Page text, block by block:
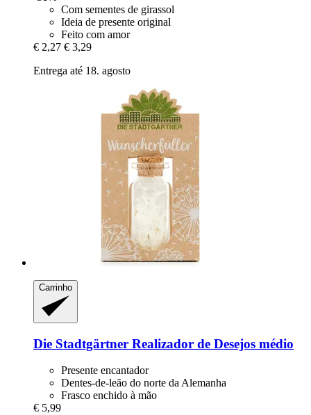
Com sementes de girassol
Ideia de presente original
Feito com amor
€ 2,27 € 3,29
Entrega até 18. agosto
Carrinho
Die Stadtgärtner Realizador de Desejos médio
Presente encantador
Dentes-de-leão do norte da Alemanha
Frasco enchido à mão
€ 5,99